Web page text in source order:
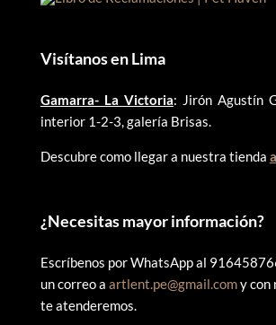
Visítanos en Lima
Gamarra- La Victoria: Jirón Agustín
interior 1-2-3, galería Brisas.
Descubre como llegar a nuestra tienda
¿Necesitas mayor información?
Escríbenos por WhatsApp al
un correo a artlent.pe@gmail.comy con
te atenderemos.